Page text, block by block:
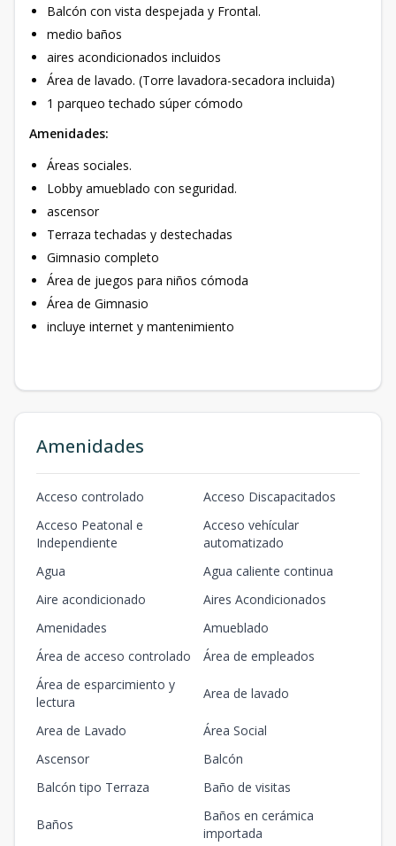
Balcón con vista despejada y Frontal.
medio baños
aires acondicionados incluidos
Área de lavado. (Torre lavadora-secadora incluida)
1 parqueo techado súper cómodo
Amenidades:
Áreas sociales.
Lobby amueblado con seguridad.
ascensor
Terraza techadas y destechadas
Gimnasio completo
Área de juegos para niños cómoda
Área de Gimnasio
incluye internet y mantenimiento
Amenidades
Acceso controlado
Acceso Discapacitados
Acceso Peatonal e
Independiente
Acceso vehícular
automatizado
Agua
Agua caliente continua
Aire acondicionado
Aires Acondicionados
Amenidades
Amueblado
Área de acceso controlado
Área de empleados
Área de esparcimiento y
lectura
Area de lavado
Area de Lavado
Área Social
Ascensor
Balcón
Balcón tipo Terraza
Baño de visitas
Baños
Baños en cerámica
importada